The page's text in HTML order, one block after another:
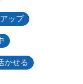
ップ
かせる